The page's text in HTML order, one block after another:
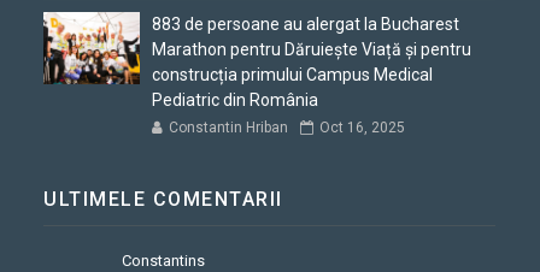
883 de persoane au alergat la Bucharest
Marathon pentru Dăruiește Viață și pentru
construcția primului Campus Medical
Pediatric din România
Constantin Hriban Oct 16, 2025
ULTIMELE COMENTARII
Constantins